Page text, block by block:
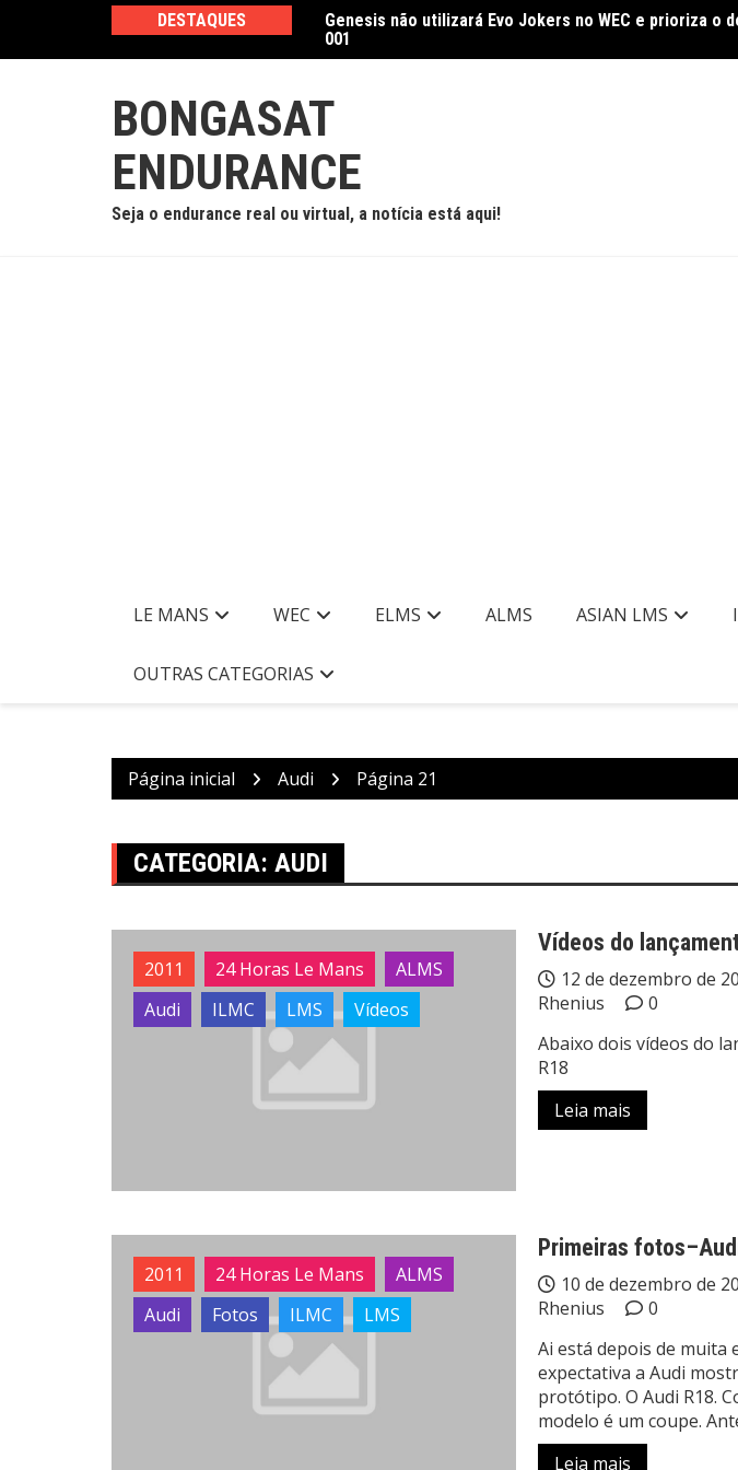
o
DESTAQUES
segundo treino livre das 6 Horas de São
Genesis não utilizará Evo Jokers no WEC e prioriza o
001
BONGASAT
ENDURANCE
Seja o endurance real ou virtual, a notícia está aqui!
LE MANS WEC ELMS ALMS ASIAN LMS
OUTRAS CATEGORIAS
Página inicial Audi Página 21
CATEGORIA: AUDI
2011 24 Horas Le Mans
ALMS
Audi
ILMC LMS Vídeos
Vídeos do
12 de dezembro de
Rhenius
0
Abaixo dois vídeos do
R18
Leia mais
2011 24 Horas Le Mans
ALMS
Audi
Fotos ILMC LMS
Primeiras
10 de dezembro de
Rhenius
0
Ai está depois de muita
expectativa a Audi
protótipo. O Audi R18.
modelo é um coupe.
Leia mais